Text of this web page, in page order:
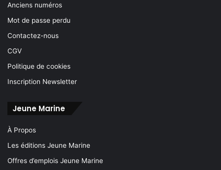
Anciens numéros
Mot de passe perdu
Contactez-nous
CGV
Politique de cookies
Inscription Newsletter
Jeune Marine
À Propos
Les éditions Jeune Marine
Offres d’emplois Jeune Marine